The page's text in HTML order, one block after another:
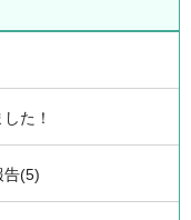
た！
告(5)